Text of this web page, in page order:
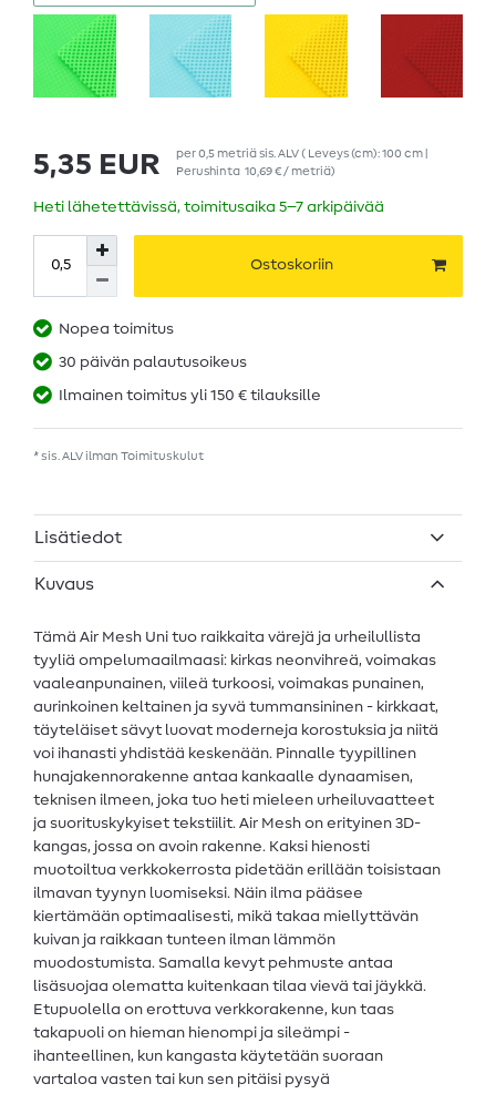
5,35 EUR per0,5 metriäsis. ALV( Leveys (cm): 100 cm |
Perushinta 10,69 € / metriä)
Heti lähetettävissä, toimitusaika 5–7 arkipäivää
Ostoskoriin
Nopea toimitus
30 päivän palautusoikeus
Ilmainen toimitus yli 150 € tilauksille
* sis. ALV ilman Toimituskulut
Lisätiedot
Kuvaus
Tämä Air Mesh Uni tuo raikkaita värejä ja urheilullista
tyyliä ompelumaailmaasi: kirkas neonvihreä, voimakas
vaaleanpunainen, viileä turkoosi, voimakas punainen,
aurinkoinen keltainen ja syvä tummansininen - kirkkaat,
täyteläiset sävyt luovat moderneja korostuksia ja niitä
voi ihanasti yhdistää keskenään. Pinnalle tyypillinen
hunajakennorakenne antaa kankaalle dynaamisen,
teknisen ilmeen, joka tuo heti mieleen urheiluvaatteet
ja suorituskykyiset tekstiilit. Air Mesh on erityinen 3D-
kangas, jossa on avoin rakenne. Kaksi hienosti
muotoiltua verkkokerrosta pidetään erillään toisistaan
ilmavan tyynyn luomiseksi. Näin ilma pääsee
kiertämään optimaalisesti, mikä takaa miellyttävän
kuivan ja raikkaan tunteen ilman lämmön
muodostumista. Samalla kevyt pehmuste antaa
lisäsuojaa olematta kuitenkaan tilaa vievä tai jäykkä.
Etupuolella on erottuva verkkorakenne, kun taas
takapuoli on hieman hienompi ja sileämpi -
ihanteellinen, kun kangasta käytetään suoraan
vartaloa vasten tai kun sen pitäisi pysyä